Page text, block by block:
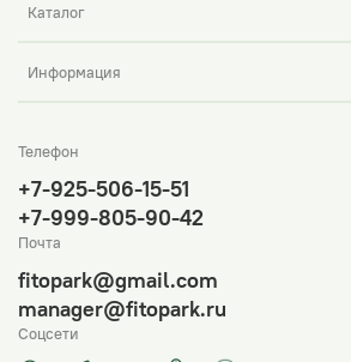
Каталог
Информация
Телефон
+7-925-506-15-51
+7-999-805-90-42
Почта
fitopark@gmail.com
manager@fitopark.ru
Соцсети